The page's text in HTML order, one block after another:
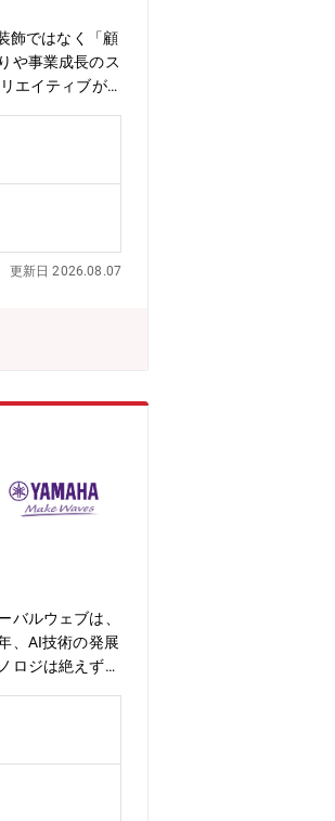
飾ではなく「顧
や事業成長のス
エイティブが
改善施策の立
ティ管理▼ク
ションの特設ペ
の魅力】◎デ
業成長に直結
ンし、ETVOS
クションを含
けたいという
更新日 2026.08.07
ルウェブは、
、AI技術の発展
ロジは絶えず進
善企画、担当
デジタルマー
開発をリード
には戦略的なプ
あり【業務遂